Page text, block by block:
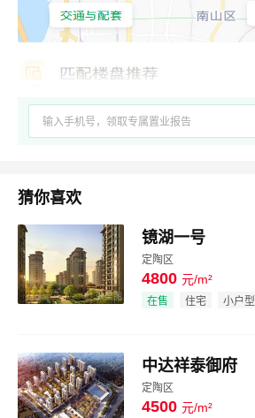
猜你喜欢
效果图
镜湖一号
定陶区
4800 元/m²
在售 住宅 小户型
中达祥泰御府
定陶区
4500 元/m²